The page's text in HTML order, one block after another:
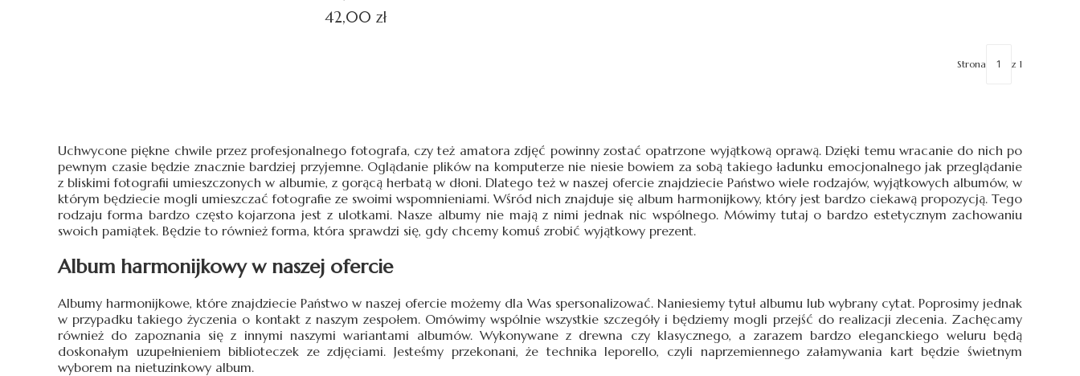
Cena
42,00 zł
Strona z 1
Uchwycone piękne chwile przez profesjonalnego fotografa, czy też amatora zdjęć powinny zostać opatrzone wyjątkową oprawą. Dzięki temu wracanie do nich po
pewnym czasie będzie znacznie bardziej przyjemne. Oglądanie plików na komputerze nie niesie bowiem za sobą takiego ładunku emocjonalnego jak przeglądanie
z bliskimi fotografii umieszczonych w albumie, z gorącą herbatą w dłoni. Dlatego też w naszej ofercie znajdziecie Państwo wiele rodzajów, wyjątkowych albumów, w
którym będziecie mogli umieszczać fotografie ze swoimi wspomnieniami. Wśród nich znajduje się album harmonijkowy, który jest bardzo ciekawą propozycją. Tego
rodzaju forma bardzo często kojarzona jest z ulotkami. Nasze albumy nie mają z nimi jednak nic wspólnego. Mówimy tutaj o bardzo estetycznym zachowaniu
swoich pamiątek. Będzie to również forma, która sprawdzi się, gdy chcemy komuś zrobić wyjątkowy prezent.
Album harmonijkowy w naszej ofercie
Albumy harmonijkowe, które znajdziecie Państwo w naszej ofercie możemy dla Was spersonalizować. Naniesiemy tytuł albumu lub wybrany cytat. Poprosimy jednak
w przypadku takiego życzenia o kontakt z naszym zespołem. Omówimy wspólnie wszystkie szczegóły i będziemy mogli przejść do realizacji zlecenia. Zachęcamy
również do zapoznania się z innymi naszymi wariantami albumów. Wykonywane z drewna czy klasycznego, a zarazem bardzo eleganckiego weluru będą
doskonałym uzupełnieniem biblioteczek ze zdjęciami. Jesteśmy przekonani, że technika leporello, czyli naprzemiennego załamywania kart będzie świetnym
wyborem na nietuzinkowy album.